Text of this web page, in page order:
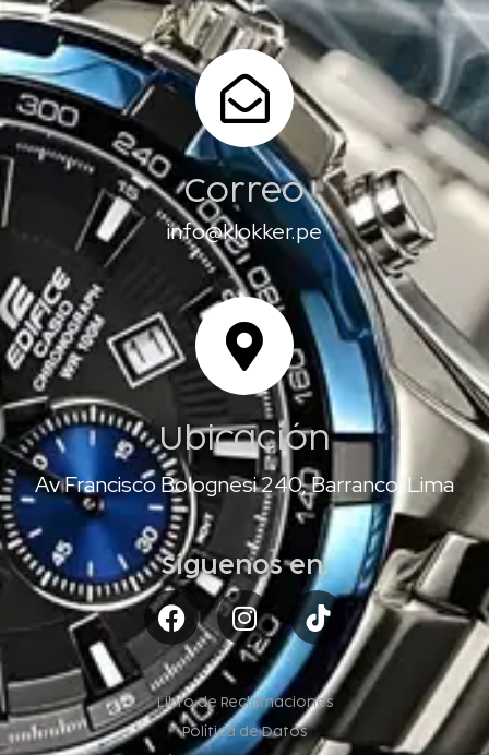
Correo
info@klokker.pe
Ubicación
Av Francisco Bolognesi 240, Barranco, Lima
Síguenos en:
Libro de Reclamaciones
Política de Datos